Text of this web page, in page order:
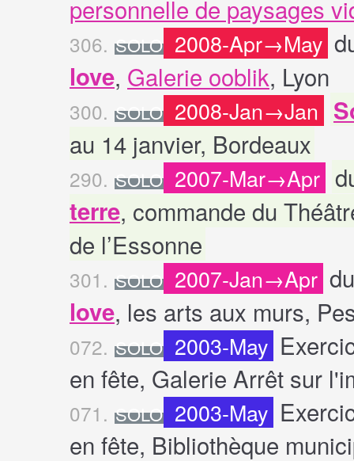
personnelle de paysages
306. SOLO 2008-Apr→May
love, Galerie ooblik, Lyon
300. SOLO 2008-Jan→Jan
au 14 janvier, Bordeaux
290. SOLO 2007-Mar→Apr
terre, commande du
de l’Essonne
301. SOLO 2007-Jan→Apr
love, les arts aux murs,
072. SOLO 2003-May
en fête, Galerie Arrêt sur
071. SOLO 2003-May
en fête, Bibliothèque